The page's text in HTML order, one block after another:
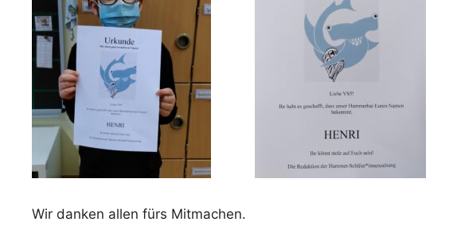
Wir danken allen fürs Mitmachen.